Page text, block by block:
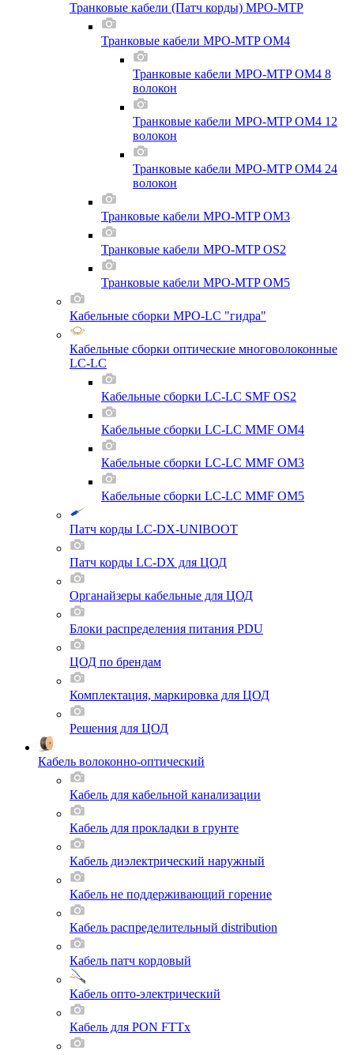
Транковые кабели (Патч корды) MPO-MTP
Транковые кабели MPO-MTP OM4
Транковые кабели MPO-MTP OM4 8
волокон
Транковые кабели MPO-MTP OM4 12
волокон
Транковые кабели MPO-MTP OM4 24
волокон
Транковые кабели MPO-MTP OM3
Транковые кабели MPO-MTP OS2
Транковые кабели MPO-MTP OM5
Кабельные сборки MPO-LC "гидра"
Кабельные сборки оптические многоволоконные
LC-LC
Кабельные сборки LC-LC SMF OS2
Кабельные сборки LC-LC MMF OM4
Кабельные сборки LC-LC MMF OM3
Кабельные сборки LC-LC MMF OM5
Патч корды LC-DX-UNIBOOT
Патч корды LC-DX для ЦОД
Органайзеры кабельные для ЦОД
Блоки распределения питания PDU
ЦОД по брендам
Комплектация, маркировка для ЦОД
Решения для ЦОД
Кабель волоконно-оптический
Кабель для кабельной канализации
Кабель для прокладки в грунте
Кабель диэлектрический наружный
Кабель не поддерживающий горение
Кабель распределительный distribution
Кабель патч кордовый
Кабель опто-электрический
Кабель для PON FTTx